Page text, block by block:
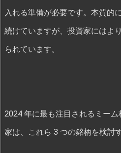
入れる準備が必要です。本質的
続けていますが、投資家にはよ
られています。
2024 年に最も注目されるミー
家は、これら 3 つの銘柄を検討